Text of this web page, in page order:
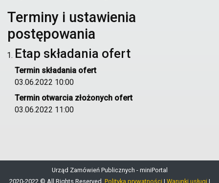
Terminy i ustawienia
postępowania
Etap składania ofert
Termin składania ofert
03.06.2022 10:00
Termin otwarcia złożonych ofert
03.06.2022 11:00
Urząd Zamówień Publicznych - miniPortal
2020-2022 © All Rights Reserved. Polityka prywatności | Warunki usługi |